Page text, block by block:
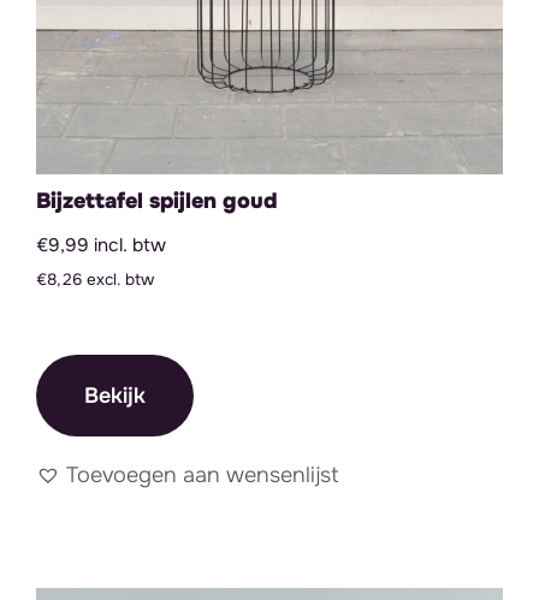
Bijzettafel spijlen goud
€9,99 incl. btw
€8,26 excl. btw
Bekijk
Toevoegen aan wensenlijst